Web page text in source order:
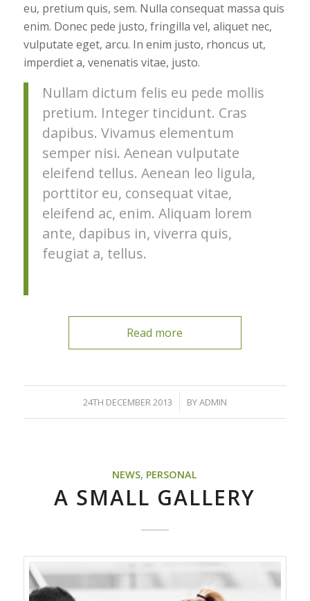
eu, pretium quis, sem. Nulla consequat massa quis
enim. Donec pede justo, fringilla vel, aliquet nec,
vulputate eget, arcu. In enim justo, rhoncus ut,
imperdiet a, venenatis vitae, justo.
Nullam dictum felis eu pede mollis
pretium. Integer tincidunt. Cras
dapibus. Vivamus elementum
semper nisi. Aenean vulputate
eleifend tellus. Aenean leo ligula,
porttitor eu, consequat vitae,
eleifend ac, enim. Aliquam lorem
ante, dapibus in, viverra quis,
feugiat a, tellus.
Read more
24TH DECEMBER 2013
/ BYADMIN
NEWS, PERSONAL
A SMALL GALLERY